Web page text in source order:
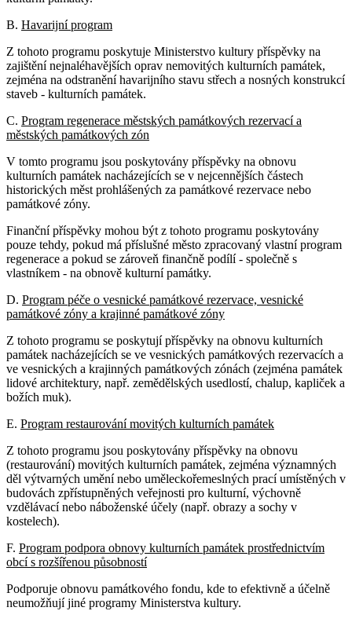
B. Havarijní program
Z tohoto programu poskytuje Ministerstvo kultury příspěvky na
zajištění nejnaléhavějších oprav nemovitých kulturních památek,
zejména na odstranění havarijního stavu střech a nosných konstrukcí
staveb - kulturních památek.
C. Program regenerace městských památkových rezervací a
městských památkových zón
V tomto programu jsou poskytovány příspěvky na obnovu
kulturních památek nacházejících se v nejcennějších částech
historických měst prohlášených za památkové rezervace nebo
památkové zóny.
Finanční příspěvky mohou být z tohoto programu poskytovány
pouze tehdy, pokud má příslušné město zpracovaný vlastní program
regenerace a pokud se zároveň finančně podílí - společně s
vlastníkem - na obnově kulturní památky.
D. Program péče o vesnické památkové rezervace, vesnické
památkové zóny a krajinné památkové zóny
Z tohoto programu se poskytují příspěvky na obnovu kulturních
památek nacházejících se ve vesnických památkových rezervacích a
ve vesnických a krajinných památkových zónách (zejména památek
lidové architektury, např. zemědělských usedlostí, chalup, kapliček a
božích muk).
E. Program restaurování movitých kulturních památek
Z tohoto programu jsou poskytovány příspěvky na obnovu
(restaurování) movitých kulturních památek, zejména významných
děl výtvarných umění nebo uměleckořemeslných prací umístěných v
budovách zpřístupněných veřejnosti pro kulturní, výchovně
vzdělávací nebo náboženské účely (např. obrazy a sochy v
kostelech).
F. Program podpora obnovy kulturních památek prostřednictvím
obcí s rozšířenou působností
Podporuje obnovu památkového fondu, kde to efektivně a účelně
neumožňují jiné programy Ministerstva kultury.